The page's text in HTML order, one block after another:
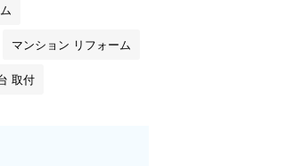
マンション リフォーム
取付